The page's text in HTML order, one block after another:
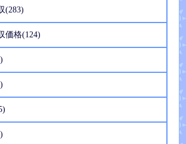
(283)
価格(124)